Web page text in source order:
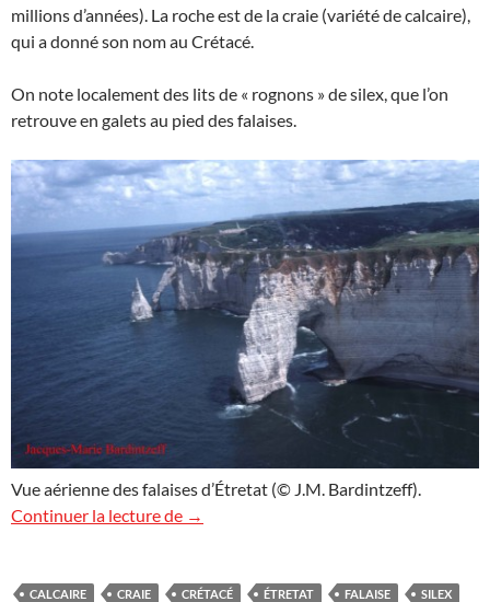
millions d’années). La roche est de la craie (variété de calcaire),
qui a donné son nom au Crétacé.
On note localement des lits de « rognons » de silex, que l’on
retrouve en galets au pied des falaises.
Vue aérienne des falaises d’Étretat (© J.M. Bardintzeff).
Continuer la lecture de
Survol des falaises d’Étretat
→
CALCAIRE CRAIE CRÉTACÉ ÉTRETAT FALAISE SILEX